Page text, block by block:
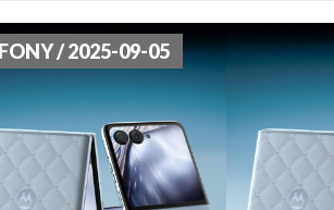
/ 2025-09-05